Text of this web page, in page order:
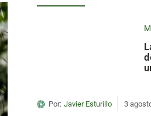
Por: Javier Esturillo 3